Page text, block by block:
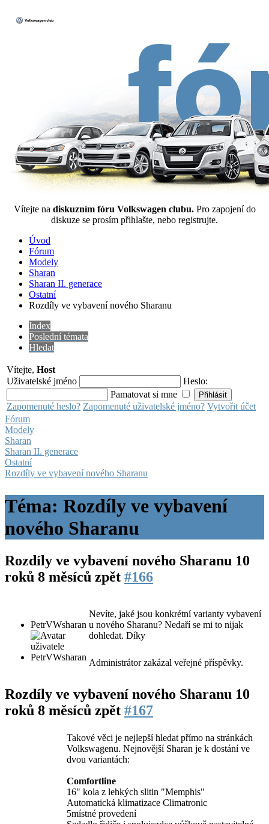
Vítejte na diskuzním fóru Volkswagen clubu. Pro zapojení do
diskuze se prosím přihlašte, nebo registrujte.
Úvod
Fórum
Modely
Sharan
Sharan II. generace
Ostatní
Rozdíly ve vybavení nového Sharanu
Index
Poslední témata
Hledat
Vítejte, Host
Uživatelské jméno
Heslo:
Pamatovat si mne
Zapomenuté heslo? Zapomenuté uživatelské jméno? Vytvořit účet
Fórum
Modely
Sharan
Sharan II. generace
Ostatní
Rozdíly ve vybavení nového Sharanu
Téma: Rozdíly ve vybavení
nového Sharanu
Rozdíly ve vybavení nového Sharanu 10
roků 8 měsíců zpět #166
PetrVWsharan
Nevíte, jaké jsou konkrétní varianty vybavení
u nového Sharanu? Nedaří se mi to nijak
dohledat. Díky
Administrátor zakázal veřejné příspěvky.
Rozdíly ve vybavení nového Sharanu 10
roků 8 měsíců zpět #167
Takové věci je nejlepší hledat přímo na stránkách
Volkswagenu. Nejnovější Sharan je k dostání ve
dvou variantách:
Comfortline
16" kola z lehkých slitin "Memphis"
Automatická klimatizace Climatronic
5místné provedení